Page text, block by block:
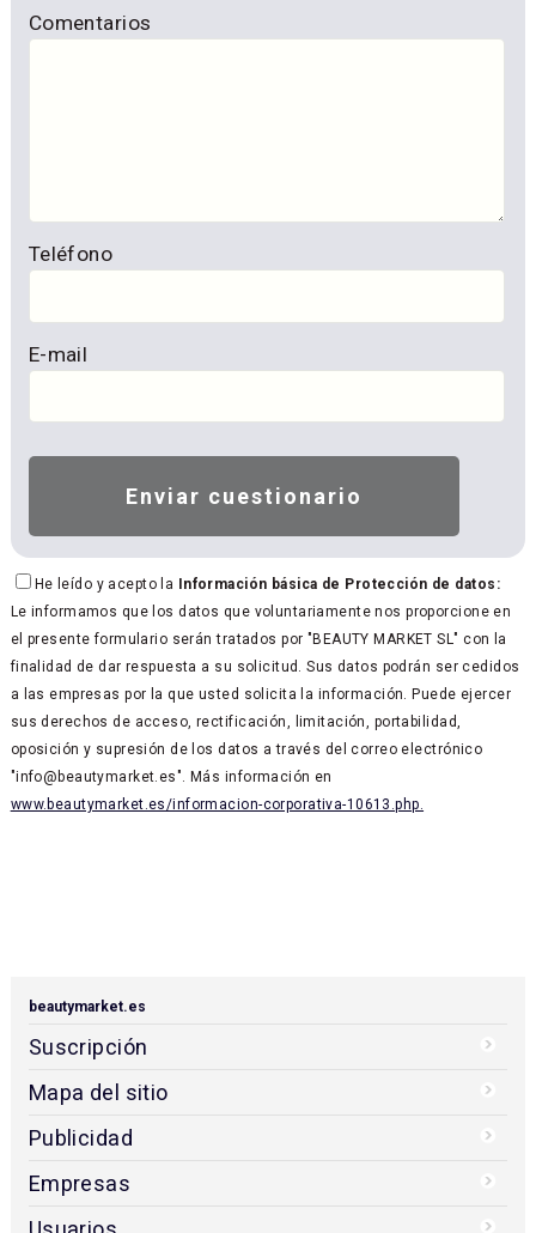
Comentarios
Teléfono
E-mail
He leído y acepto la Información básica de Protección de datos:
Le informamos que los datos que voluntariamente nos proporcione en
el presente formulario serán tratados por "BEAUTY MARKET SL" con la
finalidad de dar respuesta a su solicitud. Sus datos podrán ser cedidos
a las empresas por la que usted solicita la información. Puede ejercer
sus derechos de acceso, rectificación, limitación, portabilidad,
oposición y supresión de los datos a través del correo electrónico
"info@beautymarket.es". Más información en
www.beautymarket.es/informacion-corporativa-10613.php.
beautymarket.es
Suscripción
Mapa del sitio
Publicidad
Empresas